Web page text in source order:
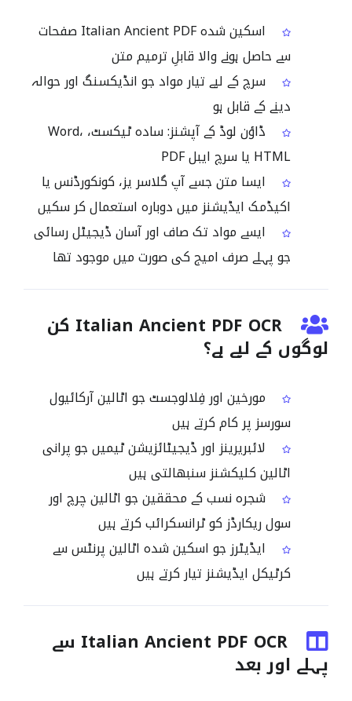
اسکین شدہ Italian Ancient PDF صفحات
سے حاصل ہونے والا قابلِ ترمیم متن
سرچ کے لیے تیار مواد جو انڈیکسنگ اور حوالہ
دینے کے قابل ہو
ڈاؤن لوڈ کے آپشنز: سادہ ٹیکسٹ، Word،
HTML یا سرچ ایبل PDF
ایسا متن جسے آپ گلاسر یز، کونکورڈنس یا
اکیڈمک ایڈیشنز میں دوبارہ استعمال کر سکیں
ایسے مواد تک صاف اور آسان ڈیجیٹل رسائی
جو پہلے صرف امیج کی صورت میں موجود تھا
Italian Ancient PDF OCR کن
لوگوں کے لیے ہے؟
مورخین اور فِلالوجسٹ جو اٹالین آرکائیول
سورسز پر کام کرتے ہیں
لائبریرینز اور ڈیجیٹائزیشن ٹیمیں جو پرانی
اٹالین کلیکشنز سنبھالتی ہیں
شجرہ نسب کے محققین جو اٹالین چرچ اور
سول ریکارڈز کو ٹرانسکرائب کرتے ہیں
ایڈیٹرز جو اسکین شدہ اٹالین پرنٹس سے
کرٹیکل ایڈیشنز تیار کرتے ہیں
Italian Ancient PDF OCR سے
پہلے اور بعد